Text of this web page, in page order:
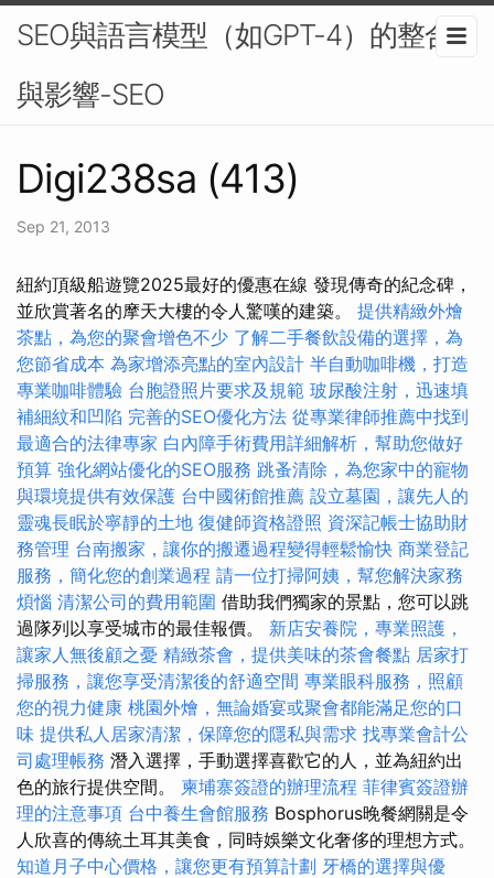
SEO與語言模型（如GPT-4）的整合
與影響-SEO
Digi238sa (413)
Sep 21, 2013
紐約頂級船遊覽2025最好的優惠在線 發現傳奇的紀念碑，
並欣賞著名的摩天大樓的令人驚嘆的建築。 提供精緻外燴
茶點，為您的聚會增色不少 了解二手餐飲設備的選擇，為
您節省成本 為家增添亮點的室內設計 半自動咖啡機，打造
專業咖啡體驗 台胞證照片要求及規範 玻尿酸注射，迅速填
補細紋和凹陷 完善的SEO優化方法 從專業律師推薦中找到
最適合的法律專家 白內障手術費用詳細解析，幫助您做好
預算 強化網站優化的SEO服務 跳蚤清除，為您家中的寵物
與環境提供有效保護 台中國術館推薦 設立墓園，讓先人的
靈魂長眠於寧靜的土地 復健師資格證照 資深記帳士協助財
務管理 台南搬家，讓你的搬遷過程變得輕鬆愉快 商業登記
服務，簡化您的創業過程 請一位打掃阿姨，幫您解決家務
煩惱 清潔公司的費用範圍 借助我們獨家的景點，您可以跳
過隊列以享受城市的最佳報價。 新店安養院，專業照護，
讓家人無後顧之憂 精緻茶會，提供美味的茶會餐點 居家打
掃服務，讓您享受清潔後的舒適空間 專業眼科服務，照顧
您的視力健康 桃園外燴，無論婚宴或聚會都能滿足您的口
味 提供私人居家清潔，保障您的隱私與需求 找專業會計公
司處理帳務 潛入選擇，手動選擇喜歡它的人，並為紐約出
色的旅行提供空間。 柬埔寨簽證的辦理流程 菲律賓簽證辦
理的注意事項 台中養生會館服務 Bosphorus晚餐網關是令
人欣喜的傳統土耳其美食，同時娛樂文化奢侈的理想方式。
知道月子中心價格，讓您更有預算計劃 牙橋的選擇與優